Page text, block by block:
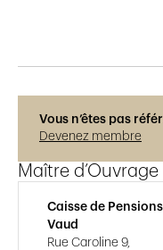
Vous n’êtes pas
Devenez membre
Maître d’Ouvrage
Caisse de
Vaud
Rue Caroline 9,